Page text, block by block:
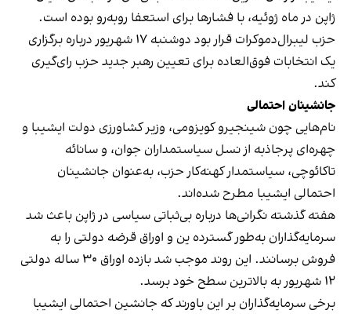
ژاپن در ماه ژوئیه، با فشارها برای استعفا روبه‌رو بوده است.
حزب لیبرال‌دموکرات قرار بود دوشنبه ۱۷ شهریور درباره برگزاری
یک انتخابات فوق‌العاده برای تعیین رهبر جدید حزب رای‌گیری
کند.
جانشینان احتمالی
نام‌هایی چون شینجیرو کویزومی، وزیر کشاورزی دولت ایشیبا و
چهره‌ای پرجاذبه از نسل سیاستمداران جوان، و سانائه
تاکائوچی، سیاستمدار کهنه‌کار حزب، به‌عنوان جانشینان
احتمالی ایشیبا مطرح‌ شده‌اند.
هفته گذشته نگرانی‌ها درباره بی‌ثباتی سیاسی در ژاپن باعث شد
سرمایه‌گذاران به‌طور گسترده ین و اوراق قرضه دولتی را به
فروش برسانند. این روند موجب شد بازده اوراق ۳۰ ساله دولتی
۱۲ شهریور به بالاترین سطح خود برسد.
برخی سرمایه‌گذاران بر این باورند که جانشین احتمالی ایشیبا